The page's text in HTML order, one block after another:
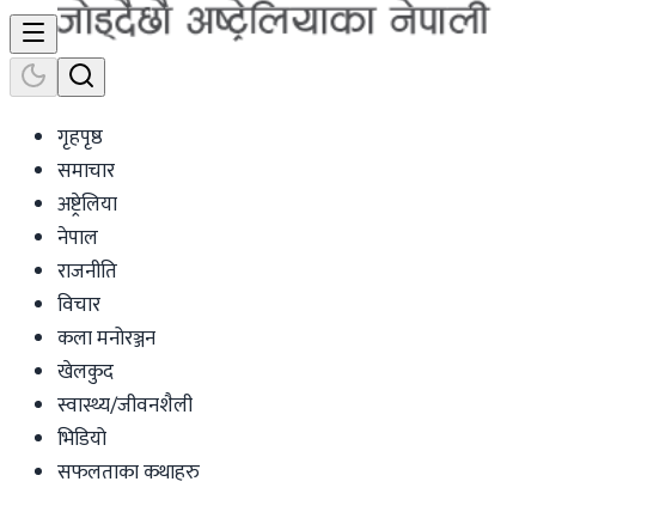
गृहपृष्ठ
समाचार
अष्ट्रेलिया
नेपाल
राजनीति
विचार
कला मनोरञ्जन
खेलकुद
स्वास्थ्य/जीवनशैली
भिडियो
सफलताका कथाहरु